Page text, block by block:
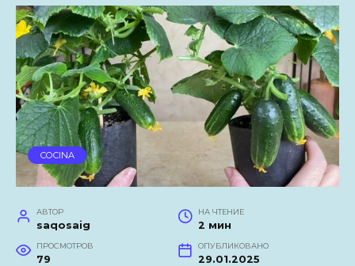
COCINA
АВТОР
saqosaig
НА ЧТЕНИЕ
2 мин
ПРОСМОТРОВ
79
ОПУБЛИКОВАНО
29.01.2025